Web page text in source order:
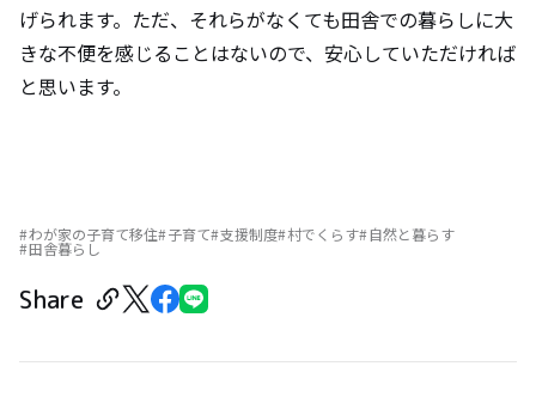
げられます。ただ、それらがなくても田舎での暮らしに大
きな不便を感じることはないので、安心していただければ
と思います。
わが家の子育て移住 子育て 支援制度 村でくらす 自然と暮らす
田舎暮らし
Share